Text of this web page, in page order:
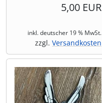
5,00 EUR
inkl. deutscher 19 % MwSt.
zzgl. Versandkosten